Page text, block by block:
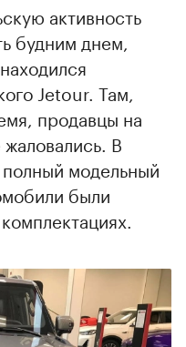
активность
будним днем,
Jetour. Там,
продавцы на
В
модельный
были